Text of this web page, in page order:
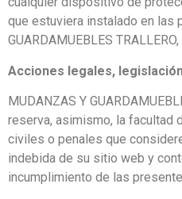
que estuviera instalado en las
GUARDAMUEBLES TRALLERO,
Acciones legales,
MUDANZAS Y
reserva, asimismo, la facultad
civiles o penales que
indebida de su sitio web y
incumplimiento de las